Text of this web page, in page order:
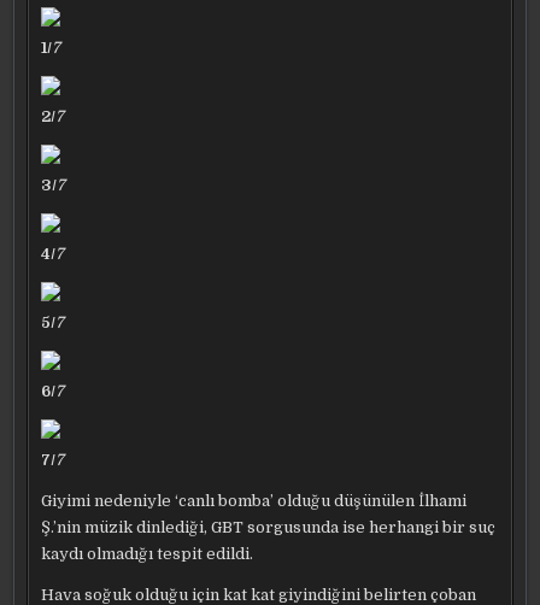
1/7
2/7
3/7
4/7
5/7
6/7
7/7
Giyimi nedeniyle ‘canlı bomba’ olduğu düşünülen İlhami
Ş.’nin müzik dinlediği, GBT sorgusunda ise herhangi bir suç
kaydı olmadığı tespit edildi.
Hava soğuk olduğu için kat kat giyindiğini belirten çoban